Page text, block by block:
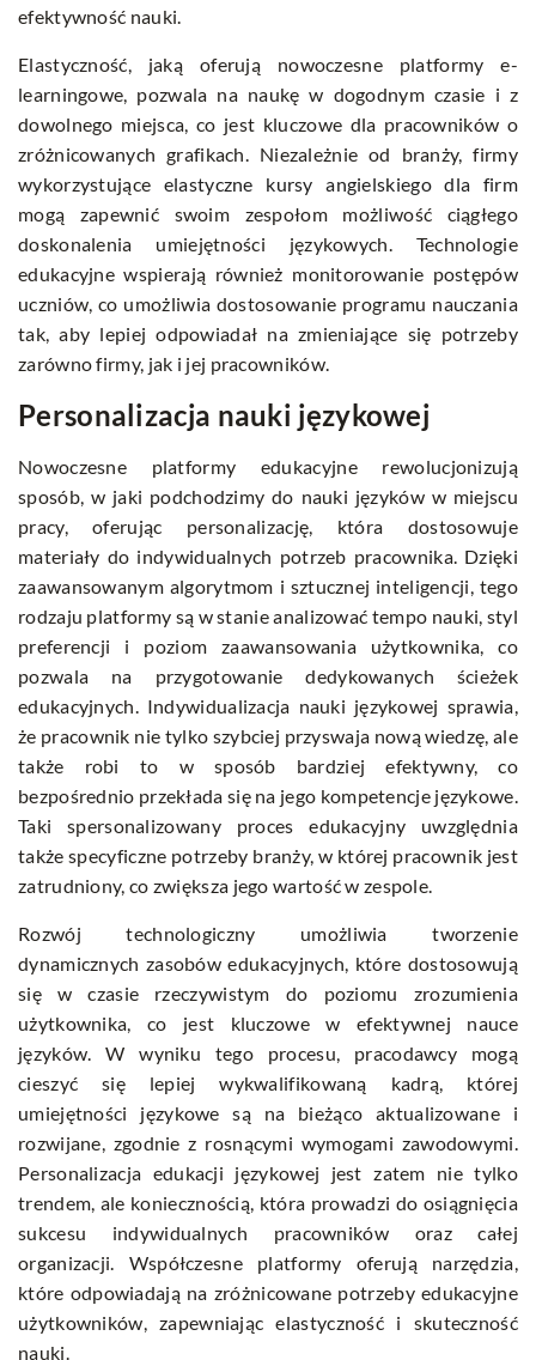
efektywność nauki.
Elastyczność, jaką oferują nowoczesne platformy e-
learningowe, pozwala na naukę w dogodnym czasie i z
dowolnego miejsca, co jest kluczowe dla pracowników o
zróżnicowanych grafikach. Niezależnie od branży, firmy
wykorzystujące elastyczne kursy angielskiego dla firm
mogą zapewnić swoim zespołom możliwość ciągłego
doskonalenia umiejętności językowych. Technologie
edukacyjne wspierają również monitorowanie postępów
uczniów, co umożliwia dostosowanie programu nauczania
tak, aby lepiej odpowiadał na zmieniające się potrzeby
zarówno firmy, jak i jej pracowników.
Personalizacja nauki językowej
Nowoczesne platformy edukacyjne rewolucjonizują
sposób, w jaki podchodzimy do nauki języków w miejscu
pracy, oferując personalizację, która dostosowuje
materiały do indywidualnych potrzeb pracownika. Dzięki
zaawansowanym algorytmom i sztucznej inteligencji, tego
rodzaju platformy są w stanie analizować tempo nauki, styl
preferencji i poziom zaawansowania użytkownika, co
pozwala na przygotowanie dedykowanych ścieżek
edukacyjnych. Indywidualizacja nauki językowej sprawia,
że pracownik nie tylko szybciej przyswaja nową wiedzę, ale
także robi to w sposób bardziej efektywny, co
bezpośrednio przekłada się na jego kompetencje językowe.
Taki spersonalizowany proces edukacyjny uwzględnia
także specyficzne potrzeby branży, w której pracownik jest
zatrudniony, co zwiększa jego wartość w zespole.
Rozwój technologiczny umożliwia tworzenie
dynamicznych zasobów edukacyjnych, które dostosowują
się w czasie rzeczywistym do poziomu zrozumienia
użytkownika, co jest kluczowe w efektywnej nauce
języków. W wyniku tego procesu, pracodawcy mogą
cieszyć się lepiej wykwalifikowaną kadrą, której
umiejętności językowe są na bieżąco aktualizowane i
rozwijane, zgodnie z rosnącymi wymogami zawodowymi.
Personalizacja edukacji językowej jest zatem nie tylko
trendem, ale koniecznością, która prowadzi do osiągnięcia
sukcesu indywidualnych pracowników oraz całej
organizacji. Współczesne platformy oferują narzędzia,
które odpowiadają na zróżnicowane potrzeby edukacyjne
użytkowników, zapewniając elastyczność i skuteczność
nauki.